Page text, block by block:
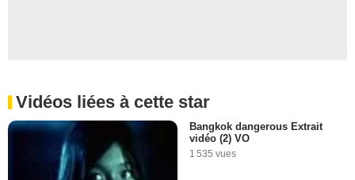
Vidéos liées à cette star
Bangkok dangerous Extrait
vidéo (2) VO
1 535 vues